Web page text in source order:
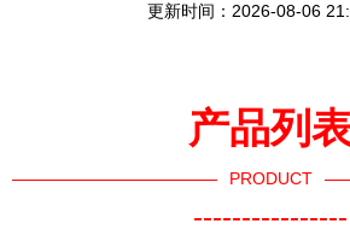
更新时间：2026-08-06
产品列
PRODUCT
----------------